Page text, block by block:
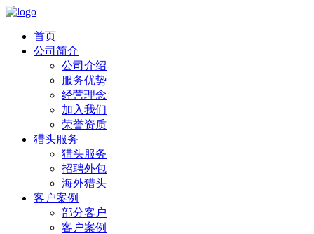
首页
公司简介
公司介绍
服务优势
经营理念
加入我们
荣誉资质
猎头服务
猎头服务
招聘外包
海外猎头
客户案例
部分客户
客户案例